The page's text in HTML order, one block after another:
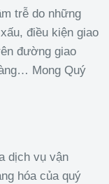
trễ do những
điều kiện giao
đường giao
Mong Quý
dịch vụ vận
hóa của quý